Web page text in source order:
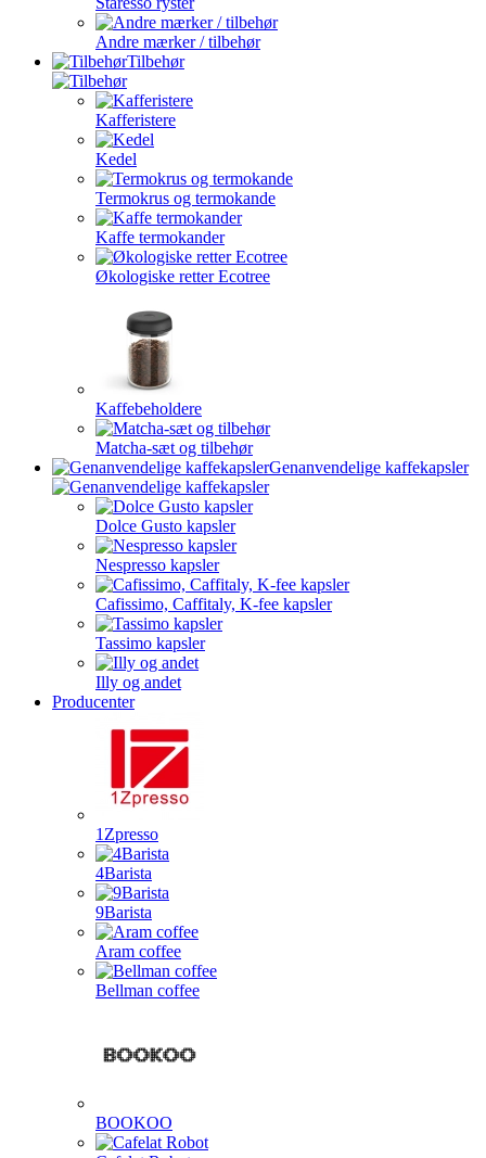
Andre mærker / tilbehør
Tilbehør
Kafferistere
Kedel
Termokrus og termokande
Kaffe termokander
Økologiske retter Ecotree
Kaffebeholdere
Matcha-sæt og tilbehør
Genanvendelige kaffekapsler
Dolce Gusto kapsler
Nespresso kapsler
Cafissimo, Caffitaly, K-fee kapsler
Tassimo kapsler
Illy og andet
Producenter
1Zpresso
4Barista
9Barista
Aram coffee
Bellman coffee
BOOKOO